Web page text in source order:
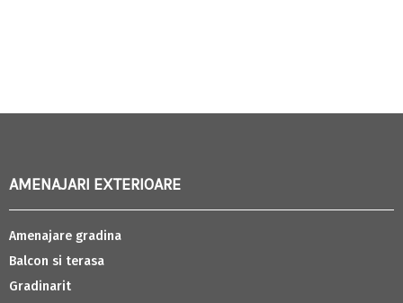
AMENAJARI EXTERIOARE
Amenajare gradina
Balcon si terasa
Gradinarit